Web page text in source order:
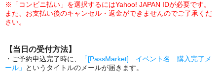
※「コンビニ払い」を選択するにはYahoo! JAPAN IDが必要です。
また、 お支払い後のキャンセル・返金ができませんのでご了承くだ
さい。
【当日の受付方法】
・ご予約申込完了時に、
「[PassMarket] イベント名 購入完了メ
ール」
というタイトルのメールが届きます。